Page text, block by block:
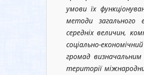
умови їх
методи загального
середніх величин,
соціально-
громад
території